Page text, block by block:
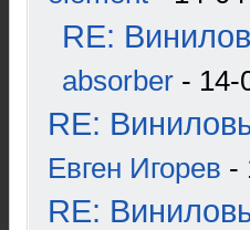
RE:
absorber - 14-
RE:
Евген Игорев -
RE: